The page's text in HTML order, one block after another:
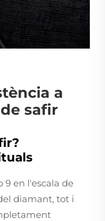
a
safir
9 en l'escala de
diamant, tot i